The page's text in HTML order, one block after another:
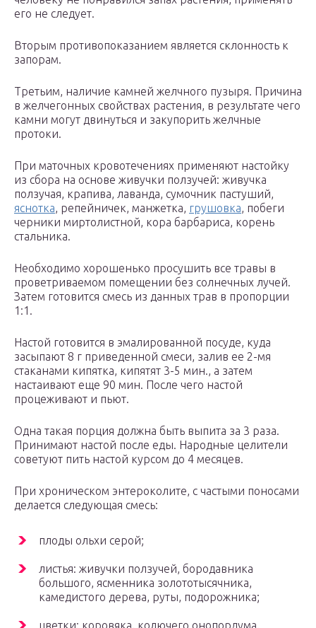
его не следует.
Вторым противопоказанием является склонность к
запорам.
Третьим, наличие камней желчного пузыря. Причина
в желчегонных свойствах растения, в результате чего
камни могут двинуться и закупорить желчные
протоки.
При маточных кровотечениях применяют настойку
из сбора на основе живучки ползучей: живучка
ползучая, крапива, лаванда, сумочник пастуший,
яснотка, репейничек, манжетка, грушовка, побеги
черники миртолистной, кора барбариса, корень
стальника.
Необходимо хорошенько просушить все травы в
проветриваемом помещении без солнечных лучей.
Затем готовится смесь из данных трав в пропорции
1:1.
Настой готовится в эмалированной посуде, куда
засыпают 8 г приведенной смеси, залив ее 2-мя
стаканами кипятка, кипятят 3-5 мин., а затем
настаивают еще 90 мин. После чего настой
процеживают и пьют.
Одна такая порция должна быть выпита за 3 раза.
Принимают настой после еды. Народные целители
советуют пить настой курсом до 4 месяцев.
При хроническом энтероколите, с частыми поносами
делается следующая смесь:
плоды ольхи серой;
листья: живучки ползучей, бородавника
большого, ясменника золототысячника,
камедистого дерева, руты, подорожника;
цветки: коровяка, колючего онопордума.